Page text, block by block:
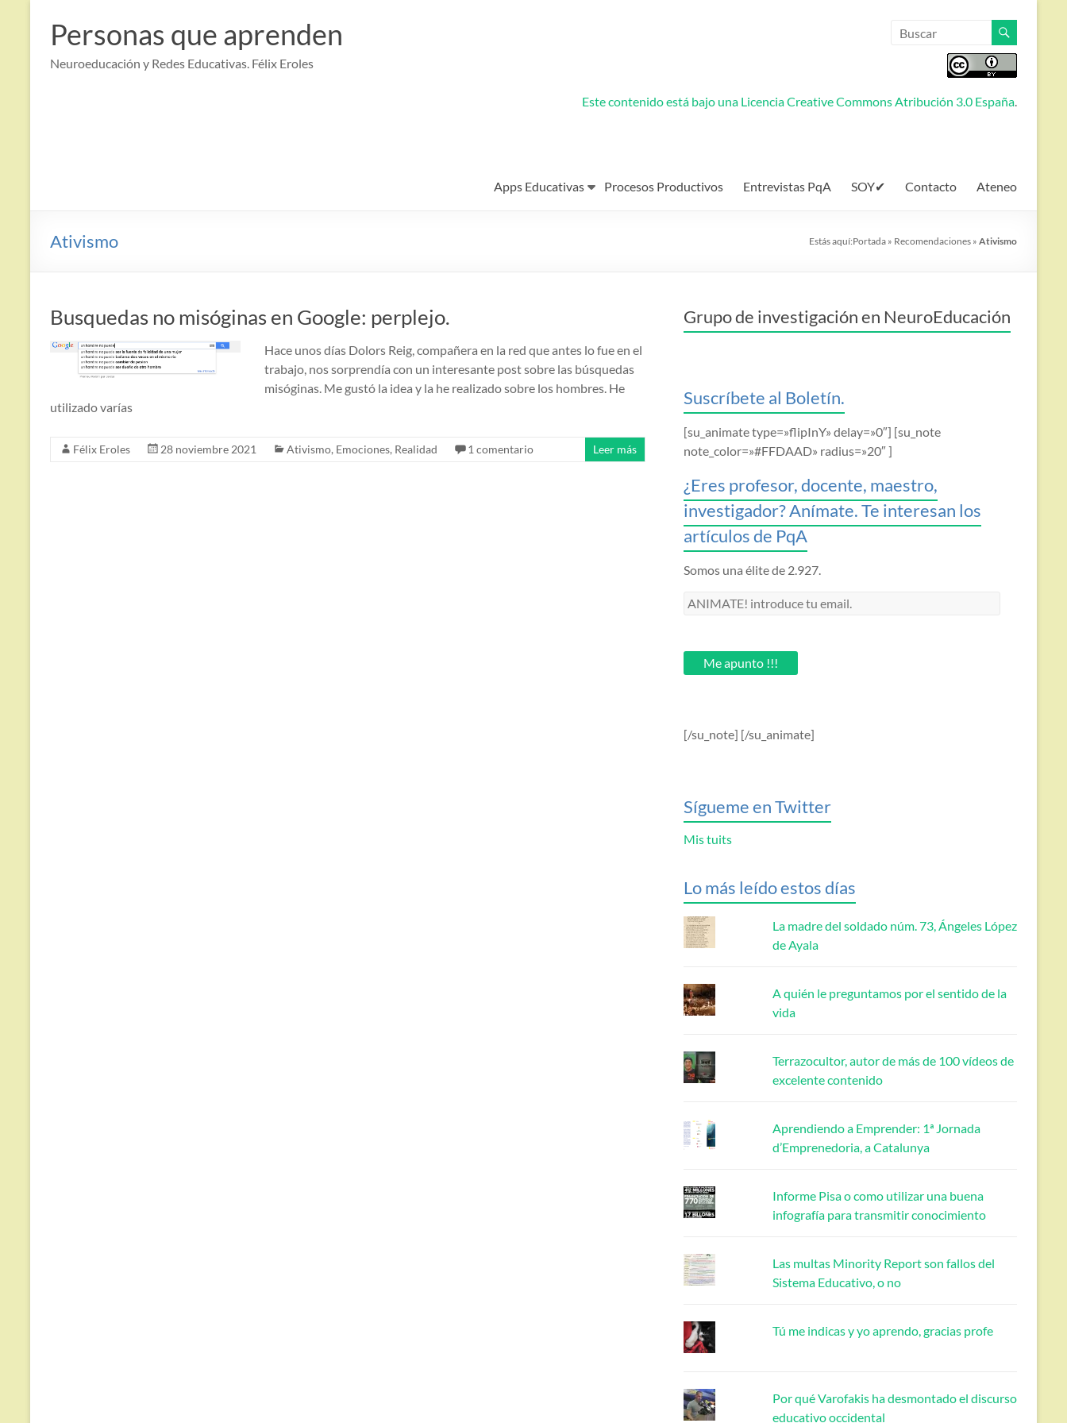
contenido
Personas que aprenden
Neuroeducación y Redes Educativas. Félix Eroles
Este contenido está bajo una Licencia Creative Commons Atribución 3.0 España.
Apps Educativas Procesos Productivos Entrevistas PqA SOY✔ Contacto Ateneo
Ativismo Estás aquí:Portada » Recomendaciones » Ativismo
Busquedas no misóginas en Google: perplejo.
Hace unos días Dolors Reig, compañera en la red que antes lo fue en el
trabajo, nos sorprendía con un interesante post sobre las búsquedas
misóginas. Me gustó la idea y la he realizado sobre los hombres. He
utilizado varías
Félix Eroles 28 noviembre 2021 Ativismo, Emociones, Realidad 1 comentario Leer más
Grupo de investigación en NeuroEducación
Suscríbete al Boletín.
[su_animate type=»flipInY» delay=»0″] [su_note
note_color=»#FFDAAD» radius=»20″ ]
¿Eres profesor, docente, maestro,
investigador? Anímate. Te interesan los
artículos de PqA
Somos una élite de 2.927.
ANIMATE!
email.Me apunto !!!
[/su_note] [/su_animate]
Sígueme en Twitter
Mis tuits
Lo más leído estos días
La madre del soldado núm. 73, Ángeles López
de Ayala
A quién le preguntamos por el sentido de la
vida
Terrazocultor, autor de más de 100 vídeos de
excelente contenido
Aprendiendo a Emprender: 1ª Jornada
d’Emprenedoria, a Catalunya
Informe Pisa o como utilizar una buena
infografía para transmitir conocimiento
Las multas Minority Report son fallos del
Sistema Educativo, o no
Tú me indicas y yo aprendo, gracias profe
Por qué Varofakis ha desmontado el discurso
educativo occidental